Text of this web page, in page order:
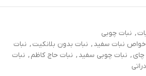
, نبات چوبی
خواص نبات سفید , نبات بدون بلانکیت , نبات
چای , نبات چوبی سفید , نبات حاج کاظم , نبات